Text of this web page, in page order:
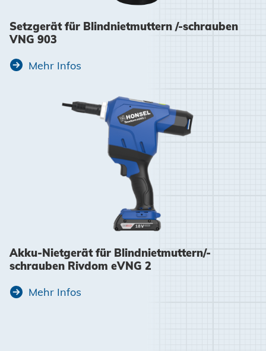
Setzgerät für Blindnietmuttern /-schrauben
VNG 903
Mehr Infos
Akku-Nietgerät für Blindnietmuttern/-
schrauben Rivdom eVNG 2
Mehr Infos